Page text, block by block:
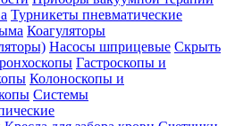
Турникеты пневматические
Коагуляторы
Насосы шприцевые Скрыть
Гастроскопы и
Колоноскопы и
Системы